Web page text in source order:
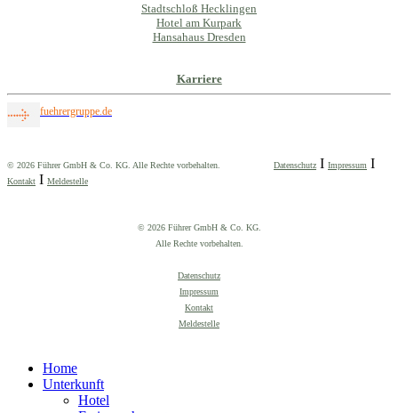
Stadtschloß Hecklingen
Hotel am Kurpark
Hansahaus Dresden
Karriere
fuehrergruppe.de
© 2026 Führer GmbH & Co. KG. Alle Rechte vorbehalten. Datenschutz I Impressum I
Kontakt I Meldestelle
© 2026 Führer GmbH & Co. KG.
Alle Rechte vorbehalten.
Datenschutz
Impressum
Kontakt
Meldestelle
Home
Unterkunft
Hotel